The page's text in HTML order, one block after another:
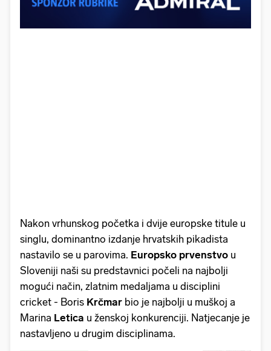
Nakon vrhunskog početka i dvije europske titule u
singlu, dominantno izdanje hrvatskih pikadista
nastavilo se u parovima. Europsko prvenstvo u
Sloveniji naši su predstavnici počeli na najbolji
mogući način, zlatnim medaljama u disciplini
cricket - Boris Krčmar bio je najbolji u muškoj a
Marina Letica u ženskoj konkurenciji. Natjecanje je
nastavljeno u drugim disciplinama.